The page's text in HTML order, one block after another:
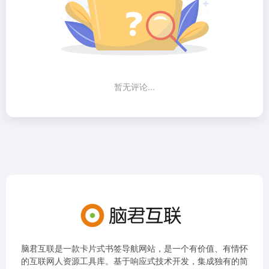
暂无评论...
脑君互联是一款卡片式书签导航网站，是一个有价值、有情怀
的互联网人资源工具库。基于响应式技术开发，集成独有的简